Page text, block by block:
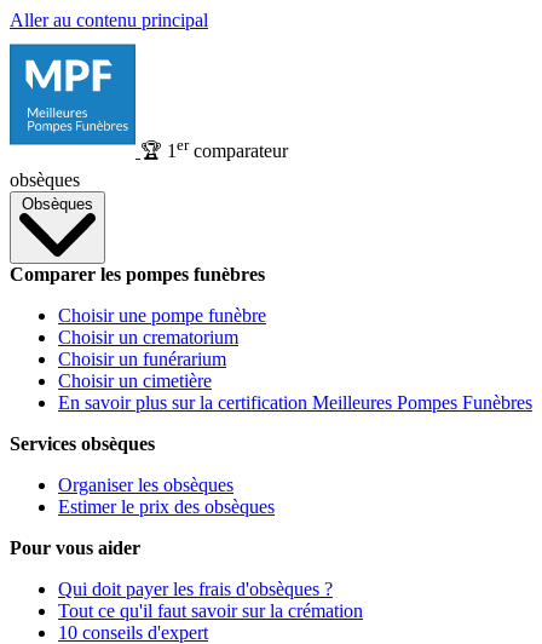
Aller au contenu principal
🏆 1 ercomparateur
obsèques
Obsèques
Comparer les pompes funèbres
Choisir une pompe funèbre
Choisir un crematorium
Choisir un funérarium
Choisir un cimetière
En savoir plus sur la certification Meilleures Pompes Funèbres
Services obsèques
Organiser les obsèques
Estimer le prix des obsèques
Pour vous aider
Qui doit payer les frais d'obsèques ?
Tout ce qu'il faut savoir sur la crémation
10 conseils d'expert